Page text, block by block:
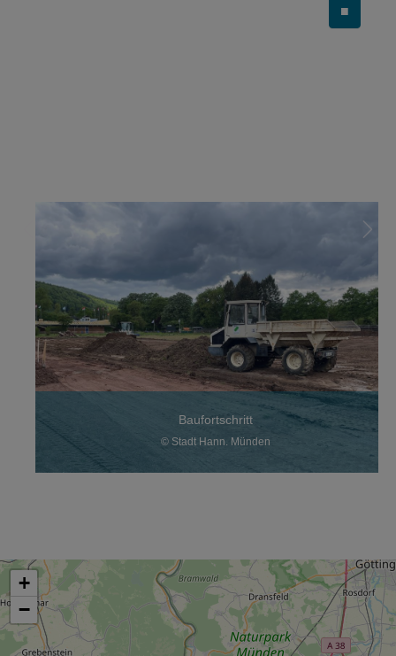
Baufortschritt
© Stadt Hann. Münden
■
+
−